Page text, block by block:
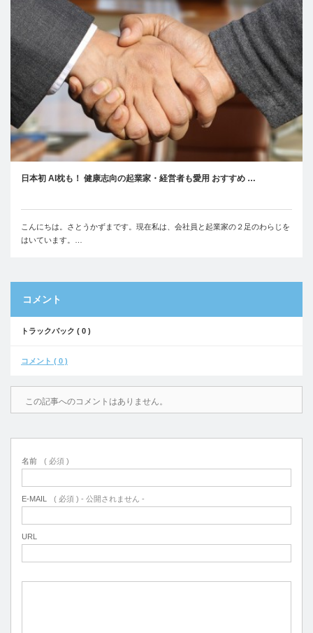
日本初 AI枕も！ 健康志向の起業家・経営者も愛用 おすすめ …
こんにちは。さとうかずまです。現在私は、会社員と起業家の２足のわらじを
はいています。…
コメント
トラックバック ( 0 )
コメント ( 0 )
この記事へのコメントはありません。
名前 ( 必須 )
E-MAIL ( 必須 ) - 公開されません -
URL